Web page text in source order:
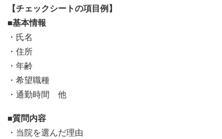
【チェックシートの項目例】
■基本情報
・氏名
・住所
・年齢
・希望職種
・通勤時間 他
■質問内容
・当院を選んだ理由